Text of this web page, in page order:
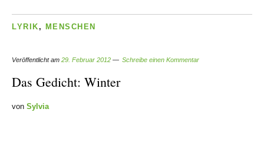
LYRIK , MENSCHEN
Veröffentlicht am 29. Februar 2012 Schreibe einen Kommentar
Das Gedicht: Winter
von Sylvia